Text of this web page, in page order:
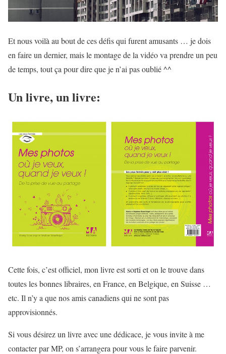
Et nous voilà au bout de ces défis qui furent amusants … je dois
en faire un dernier, mais le montage de la vidéo va prendre un peu
de temps, tout ça pour dire que je n’ai pas oublié ^^
Un livre, un livre:
Cette fois, c’est officiel, mon livre est sorti et on le trouve dans
toutes les bonnes libraires, en France, en Belgique, en Suisse …
etc. Il n’y a que nos amis canadiens qui ne sont pas
approvisionnés.
Si vous désirez un livre avec une dédicace, je vous invite à me
contacter par MP, on s’arrangera pour vous le faire parvenir.